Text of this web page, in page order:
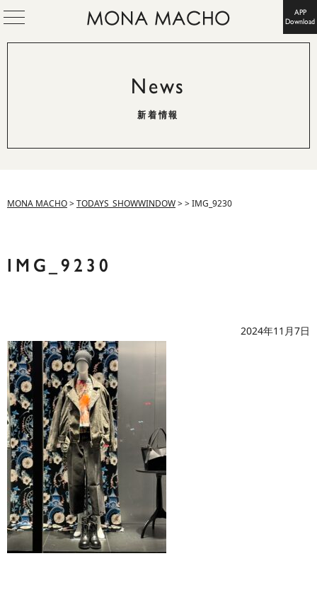
APP
Download
News
新着情報
MONA MACHO>TODAYS_SHOWWINDOW>>IMG_9230
IMG_9230
2024年11月7日